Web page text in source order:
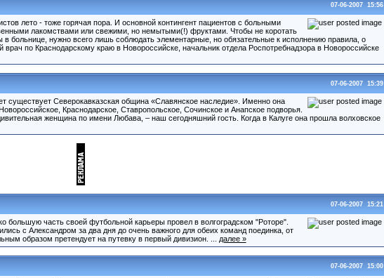
07-06-2007 15:56
лето - тоже горячая пора. И основной контингент пациентов с больными
лакомствами или свежими, но немытыми(!) фруктами. Чтобы не коротать
в больнице, нужно всего лишь соблюдать элементарные, но обязательные к исполнению правила, о
по Краснодарскому краю в Новороссийске, начальник отдела Роспотребнадзора в Новороссийске
07-06-2007 15:39
существует Северокавказская община «Славянское наследие». Именно она
Краснодарское, Ставропольское, Сочинское и Анапское подворья.
женщина по имени Любава, – наш сегодняшний гость. Когда в Калуге она прошла волховское
07-06-2007 15:21
часть своей футбольной карьеры провел в волгоградском "Роторе".
с Александром за два дня до очень важного для обеих команд поединка, от
образом претендует на путевку в первый дивизион. ...
далее »
07-06-2007 15:00